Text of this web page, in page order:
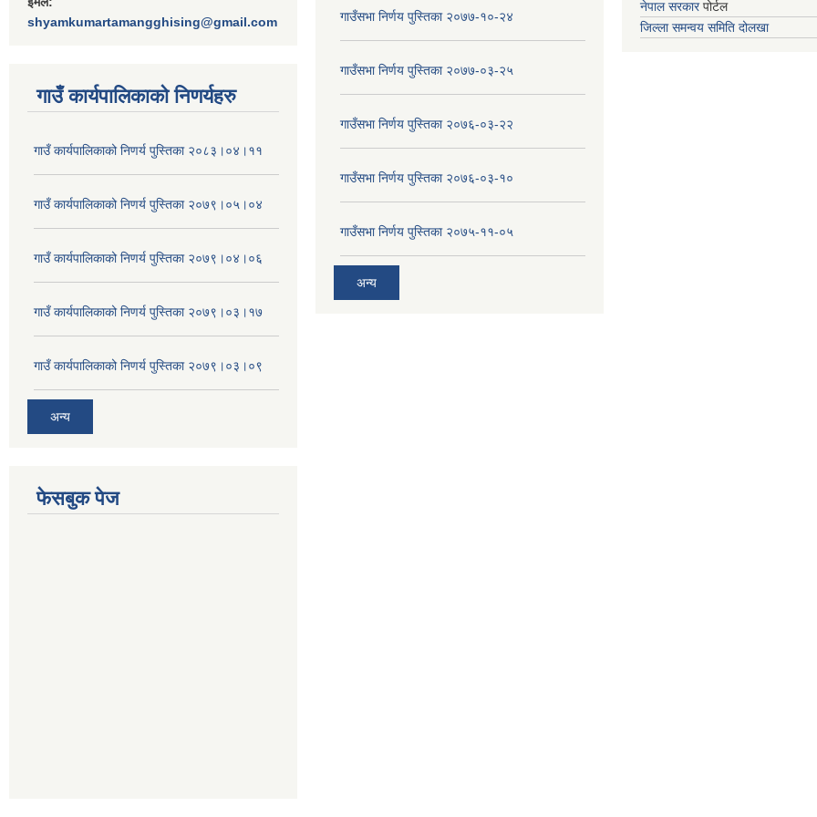
shyamkumartamangghising@gmail.com
गाउँ कार्यपालिकाकाे निणर्यहरु
गाउँ कार्यपालिकाको निणर्य पुस्तिका २०८३।०४।११
गाउँ कार्यपालिकाको निणर्य पुस्तिका २०७९।०५।०४
गाउँ कार्यपालिकाको निणर्य पुस्तिका २०७९।०४।०६
गाउँ कार्यपालिकाको निणर्य पुस्तिका २०७९।०३।१७
गाउँ कार्यपालिकाको निणर्य पुस्तिका २०७९।०३।०९
अन्य
गाउँसभा निर्णय पुस्तिका २०७७-१०-२४
गाउँसभा निर्णय पुस्तिका २०७७-०३-२५
गाउँसभा निर्णय पुस्तिका २०७६-०३-२२
गाउँसभा निर्णय पुस्तिका २०७६-०३-१०
गाउँसभा निर्णय पुस्तिका २०७५-११-०५
अन्य
नेपाल सरकारपोर्टल
जिल्ला समन्वय समिति दोलखा
फेसबुक पेज